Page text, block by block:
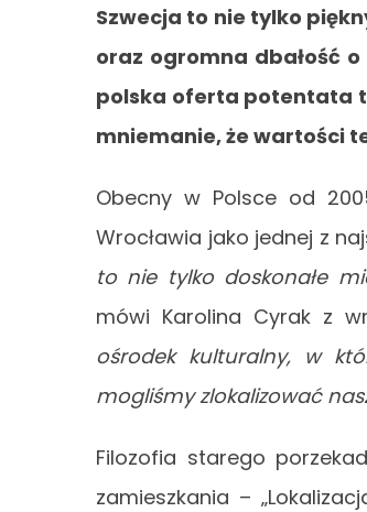
Szwecja to nie tylko
oraz ogromna dbałość
polska oferta potentata
mniemanie, że wartości
Obecny w Polsce od
Wrocławia jako jednej z
to nie tylko doskonałe
mówi Karolina Cyrak z
ośrodek kulturalny, w
mogliśmy zlokalizować
Filozofia starego
zamieszkania –